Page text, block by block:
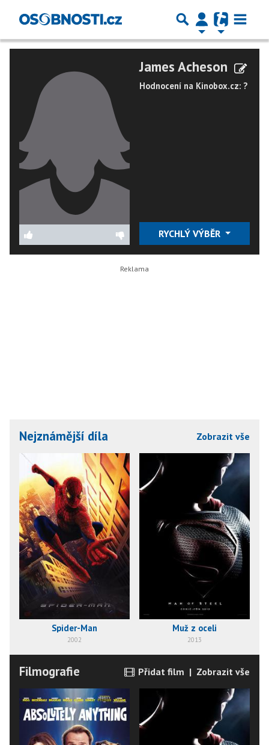
James Acheson
Hodnocení na Kinobox.cz: ?
RYCHLÝ VÝBĚR
Nejznámější díla Zobrazit vše
Spider-Man
2002
Muž z oceli
2013
Filmografie Přidat film | Zobrazit vše